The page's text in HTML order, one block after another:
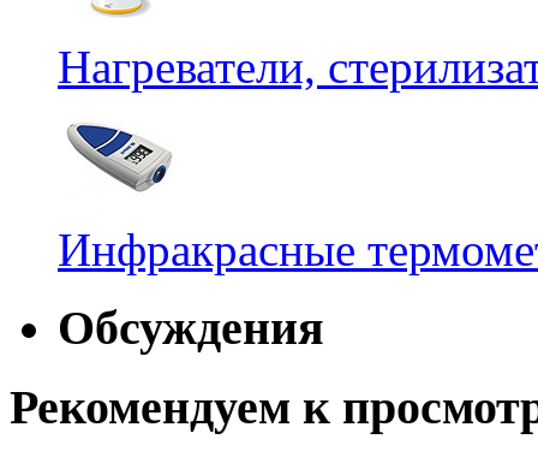
Нагреватели,
Инфракрасные
Обсуждения
Рекомендуем к